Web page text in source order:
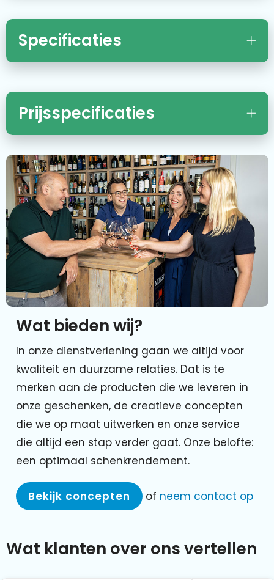
Specificaties
Prijsspecificaties
Wat bieden wij?
In onze dienstverlening gaan we altijd voor
kwaliteit en duurzame relaties. Dat is te
merken aan de producten die we leveren in
onze geschenken, de creatieve concepten
die we op maat uitwerken en onze service
die altijd een stap verder gaat. Onze belofte:
een optimaal schenkrendement.
Bekijk concepten of neem contact op
Wat klanten over ons vertellen